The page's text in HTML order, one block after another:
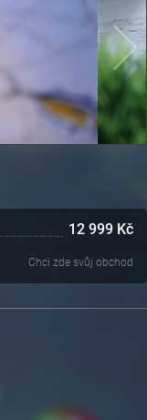
12 999 Kč
Chci zde svůj obchod